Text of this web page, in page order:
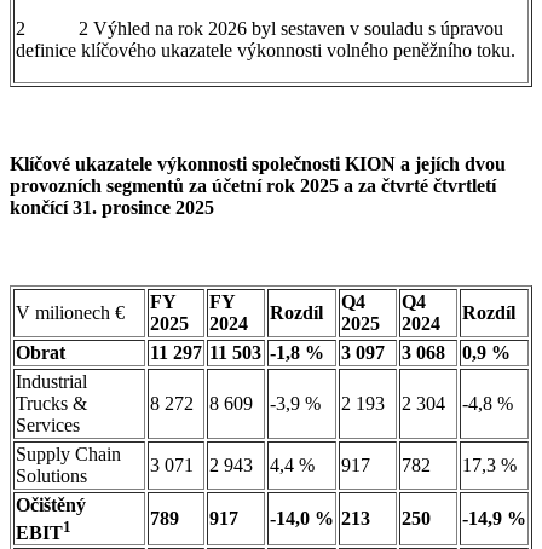
2 2 Výhled na rok 2026 byl sestaven v souladu s úpravou
definice klíčového ukazatele výkonnosti volného peněžního toku.
Klíčové ukazatele výkonnosti společnosti KION a jejích dvou
provozních segmentů za účetní rok 2025 a za čtvrté čtvrtletí
končící 31. prosince 2025
V milionech €
FY
2025
FY
2024
Rozdíl
Q4
2025
Q4
2024
Rozdíl
Obrat
11 297 11 503 -1,8 % 3 097 3 068
0,9 %
Industrial
Trucks &
Services
8 272 8 609 -3,9 % 2 193 2 304 -4,8 %
Supply Chain
Solutions
3 071 2 943 4,4 % 917 782
17,3 %
Očištěný
EBIT1 789 917 -14,0 % 213 250 -14,9 %